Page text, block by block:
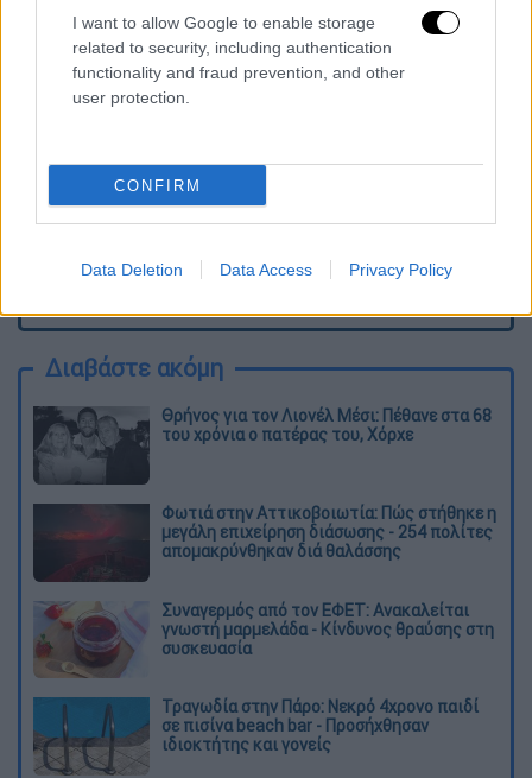
I want to allow Google to enable storage
related to security, including authentication
functionality and fraud prevention, and other
user protection.
CONFIRM
Data Deletion Data Access Privacy Policy
Τα σχολιά σας δημοσιεύονται άμεσα με δική σας ευθύνη. Το
ΕΘΝΟΣ θα παρεμβαίνει και τα προσβλητικά σχόλια θα
διαγράφονται
Διαβάστε ακόμη
Θρήνος για τον Λιονέλ Μέσι: Πέθανε στα 68
του χρόνια ο πατέρας του, Χόρχε
Φωτιά στην Αττικοβοιωτία: Πώς στήθηκε η
μεγάλη επιχείρηση διάσωσης - 254 πολίτες
απομακρύνθηκαν διά θαλάσσης
Συναγερμός από τον ΕΦΕΤ: Ανακαλείται
γνωστή μαρμελάδα - Κίνδυνος θραύσης στη
συσκευασία
Τραγωδία στην Πάρο: Νεκρό 4χρονο παιδί
σε πισίνα beach bar - Προσήχθησαν
ιδιοκτήτης και γονείς